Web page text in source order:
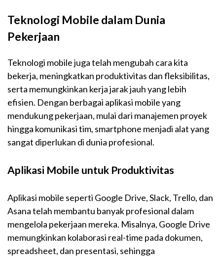
Teknologi Mobile dalam Dunia
Pekerjaan
Teknologi mobile juga telah mengubah cara kita
bekerja, meningkatkan produktivitas dan fleksibilitas,
serta memungkinkan kerja jarak jauh yang lebih
efisien. Dengan berbagai aplikasi mobile yang
mendukung pekerjaan, mulai dari manajemen proyek
hingga komunikasi tim, smartphone menjadi alat yang
sangat diperlukan di dunia profesional.
Aplikasi Mobile untuk Produktivitas
Aplikasi mobile seperti Google Drive, Slack, Trello, dan
Asana telah membantu banyak profesional dalam
mengelola pekerjaan mereka. Misalnya, Google Drive
memungkinkan kolaborasi real-time pada dokumen,
spreadsheet, dan presentasi, sehingga